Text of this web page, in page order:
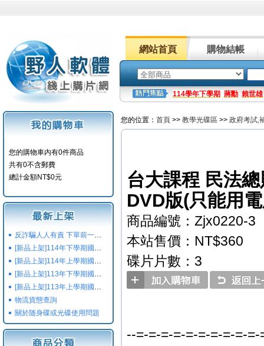
網站首頁 購物結帳
114學年下學期 蔣勳 賴世雄
您的購物車内有0件商品
共有0不含郵費
總計金額NT$0元
反詐騙人人有責 下單前一定要注意
[新品上架]114年下學期國小國中高中命題光碟,校用卷,習作
[新品上架]114年上學期國小國中高中命題光碟,校用卷,習作
[新品上架]113年下學期國小國中高中命題光碟,校用卷,習作
[新品上架]113年上學期國小國中高中命題光碟,校用卷,習作
物流貨態查詢
關於随身碟或光碟使用問題
您的位置： 首頁 >> 教學光碟區 >> 政府考試,
台大課程 民法
DVD版(只能用
商品編號：Zjx0220-3
本站售價：NT$360
碟片片數：3
--=-=-=-=-=-=-=-=-=-